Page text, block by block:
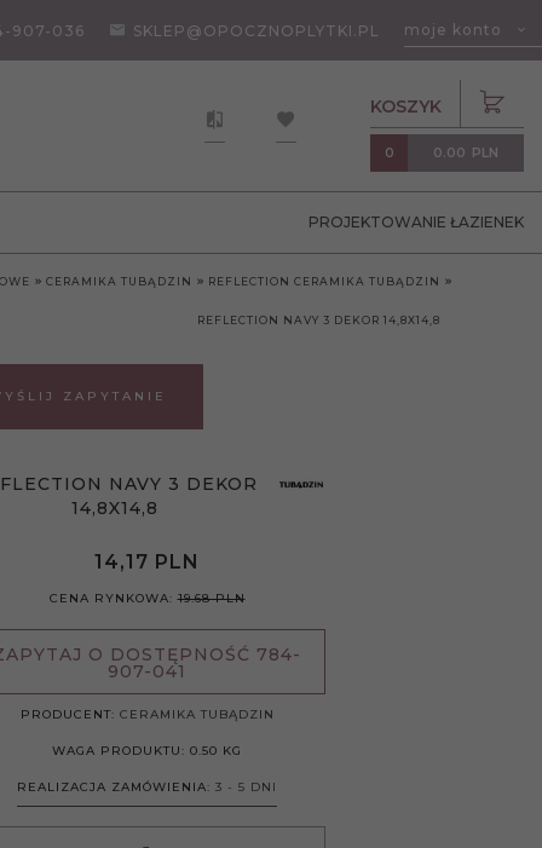
907-036 SKLEP@OPOCZNOPLYTKI.PL moje konto
KOSZYK
0 0.00 PLN
PROJEKTOWANIE ŁAZIENEK
CERAMIKA TUBĄDZIN REFLECTION CERAMIKA TUBĄDZIN
REFLECTION NAVY 3 DEKOR 14,8X14,8
ZAPYTANIE
NAVY 3 DEKOR
14,8X14,8
14,17 PLN
CENA RYNKOWA:19.68 PLN
O DOSTĘPNOŚĆ 784-
907-041
PRODUCENT: CERAMIKA TUBĄDZIN
WAGA PRODUKTU:0.50 KG
REALIZACJA ZAMÓWIENIA:3 - 5 DNI